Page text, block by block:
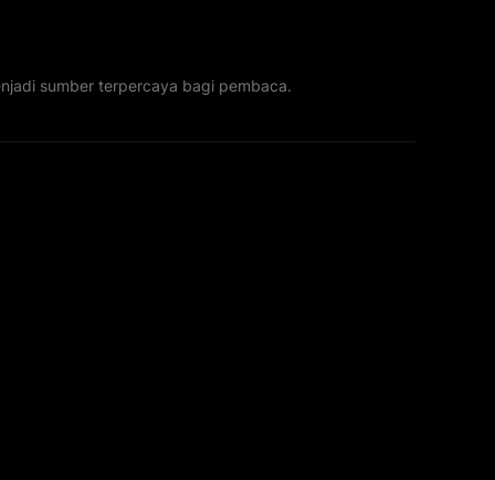
sumber terpercaya bagi pembaca.